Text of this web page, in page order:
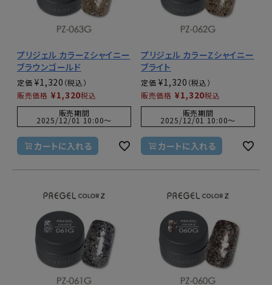
プリジェル カラーZシャイニー
ブラウンゴールド
定価 ¥1,320
販売価格 ¥1,320税込
販売期間
2025/12/01 10:00〜
カートに入れる
プリジェル カラーZシャイニー
ブライト
定価 ¥1,320
販売価格 ¥1,320税込
販売期間
2025/12/01 10:00〜
カートに入れる